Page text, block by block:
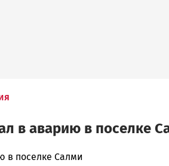
в аварию в поселке
в поселке Салми